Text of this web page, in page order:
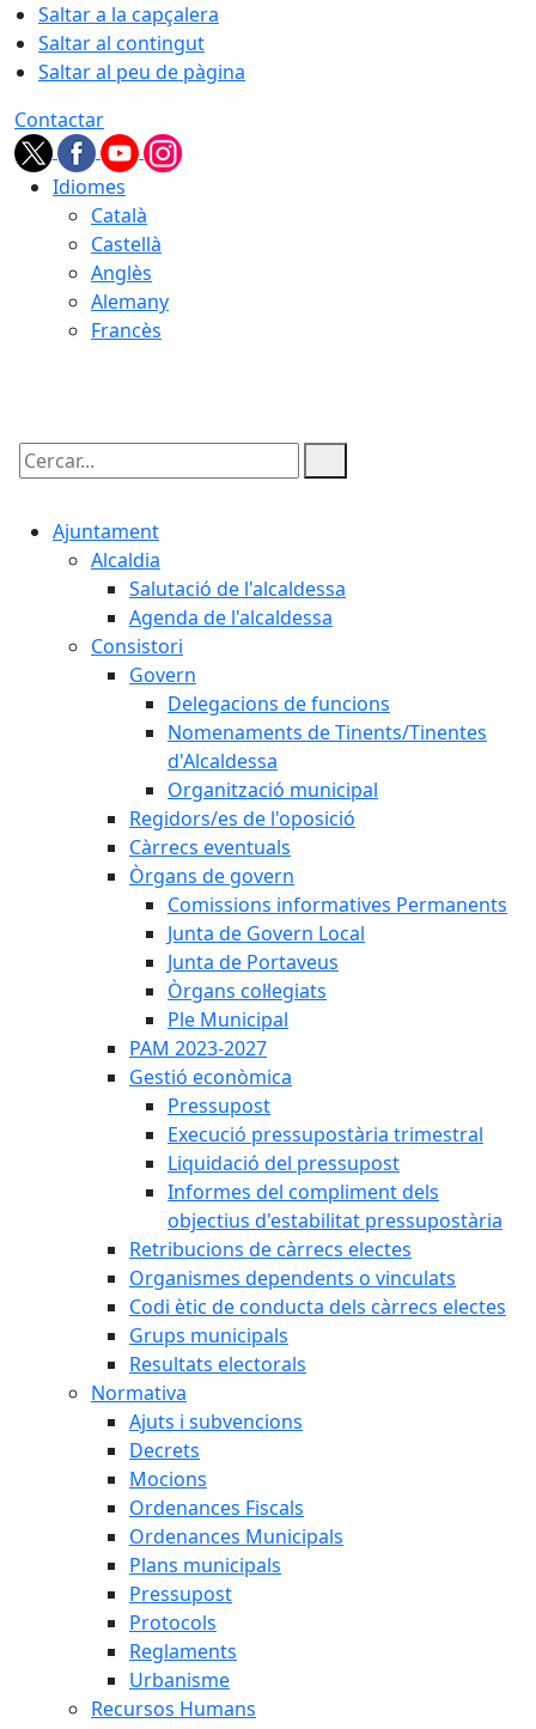
Saltar a la capçalera
Saltar al contingut
Saltar al peu de pàgina
Contactar
Idiomes
Català
Castellà
Anglès
Alemany
Francès
Cercar:
Ajuntament
Alcaldia
Salutació de l'alcaldessa
Agenda de l'alcaldessa
Consistori
Govern
Delegacions de funcions
Nomenaments de Tinents/Tinentes
d'Alcaldessa
Organització municipal
Regidors/es de l'oposició
Càrrecs eventuals
Òrgans de govern
Comissions informatives Permanents
Junta de Govern Local
Junta de Portaveus
Òrgans col·legiats
Ple Municipal
PAM 2023-2027
Gestió econòmica
Pressupost
Execució pressupostària trimestral
Liquidació del pressupost
Informes del compliment dels
objectius d'estabilitat pressupostària
Retribucions de càrrecs electes
Organismes dependents o vinculats
Codi ètic de conducta dels càrrecs electes
Grups municipals
Resultats electorals
Normativa
Ajuts i subvencions
Decrets
Mocions
Ordenances Fiscals
Ordenances Municipals
Plans municipals
Pressupost
Protocols
Reglaments
Urbanisme
Recursos Humans